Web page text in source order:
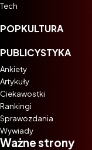
Tech
POPKULTURA
PUBLICYSTYKA
Ankiety
Artykuły
Ciekawostki
Rankingi
Sprawozdania
Wywiady
Ważne strony